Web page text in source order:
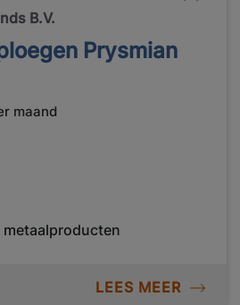
B.V.
Prysmian
maand
LEES MEER